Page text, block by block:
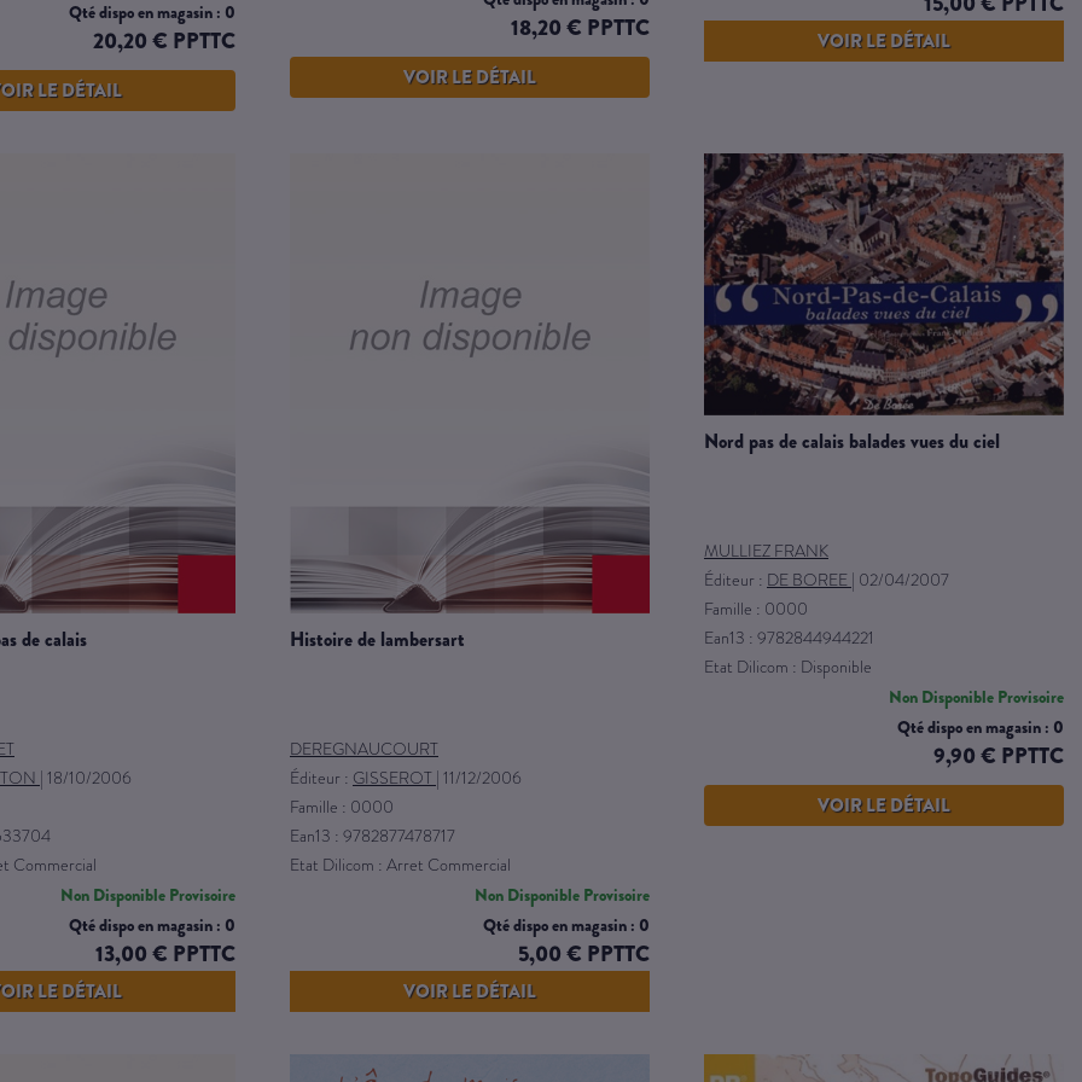
Qté dispo en magasin : 0
20,20 € PPTTC
LE DÉTAIL
18,20 € PPTTC
VOIR LE DÉTAIL
VOIR LE DÉTAIL
de calais
| 18/10/2006
Commercial
Non Disponible Provisoire
Qté dispo en magasin : 0
13,00 € PPTTC
LE DÉTAIL
histoire de lambersart
DEREGNAUCOURT
Éditeur : GISSEROT | 11/12/2006
Famille : 0000
Ean13 : 9782877478717
Etat Dilicom : Arret Commercial
Non Disponible Provisoire
Qté dispo en magasin : 0
5,00 € PPTTC
VOIR LE DÉTAIL
nord pas de calais balades vues du ciel
MULLIEZ FRANK
Éditeur : DE BOREE | 02/04/2007
Famille : 0000
Ean13 : 9782844944221
Etat Dilicom : Disponible
Non Disponible Provisoire
Qté dispo en magasin : 0
9,90 € PPTTC
VOIR LE DÉTAIL